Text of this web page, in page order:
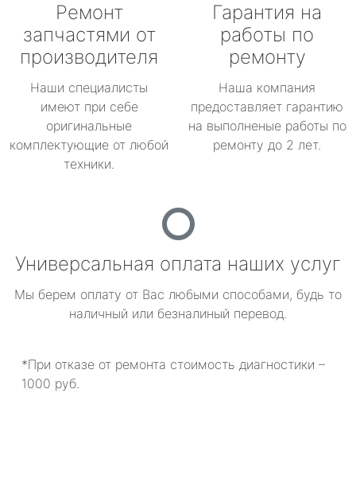
Ремонт
запчастями от
производителя
Наши специалисты
имеют при себе
оригинальные
комплектующие от любой
техники.
Гарантия на
работы по
ремонту
Наша компания
предоставляет гарантию
на выполненые работы по
ремонту до 2 лет.
Универсальная оплата наших услуг
Мы берем оплату от Вас любыми способами, будь то
наличный или безналиный перевод.
*При отказе от ремонта стоимость диагностики –
1000 руб.